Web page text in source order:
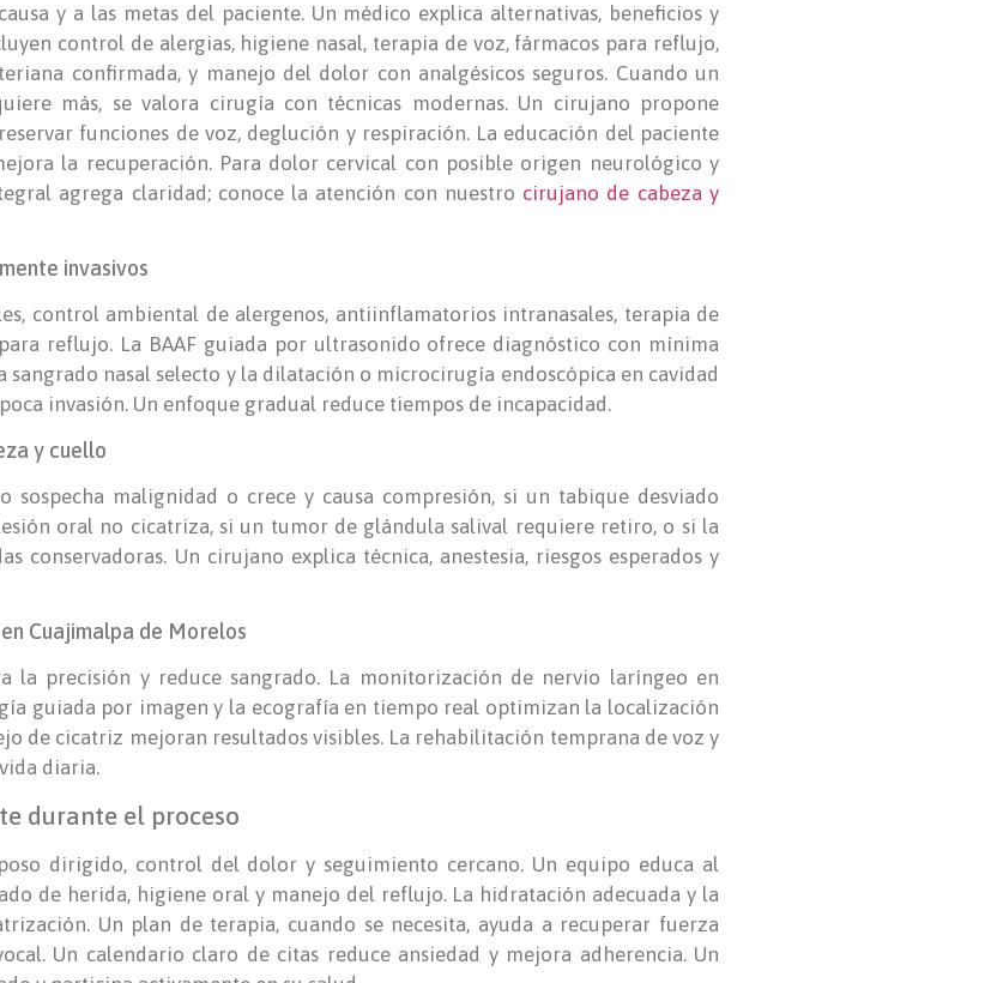
y a las metas del paciente. Un médico explica alternativas, beneficios y
control de alergias, higiene nasal, terapia de voz, fármacos para reflujo,
confirmada, y manejo del dolor con analgésicos seguros. Cuando un
más, se valora cirugía con técnicas modernas. Un cirujano propone
funciones de voz, deglución y respiración. La educación del paciente
la recuperación. Para dolor cervical con posible origen neurológico y
agrega claridad; conoce la atención con nuestro cirujano de cabeza y
invasivos
control ambiental de alergenos, antiinflamatorios intranasales, terapia de
reflujo. La BAAF guiada por ultrasonido ofrece diagnóstico con mínima
nasal selecto y la dilatación o microcirugía endoscópica en cavidad
invasión. Un enfoque gradual reduce tiempos de incapacidad.
y cuello
malignidad o crece y causa compresión, si un tabique desviado
oral no cicatriza, si un tumor de glándula salival requiere retiro, o si la
conservadoras. Un cirujano explica técnica, anestesia, riesgos esperados y
Cuajimalpa de Morelos
la precisión y reduce sangrado. La monitorización de nervio laríngeo en
guiada por imagen y la ecografía en tiempo real optimizan la localización
de cicatriz mejoran resultados visibles. La rehabilitación temprana de voz y
diaria.
durante el proceso
dirigido, control del dolor y seguimiento cercano. Un equipo educa al
de herida, higiene oral y manejo del reflujo. La hidratación adecuada y la
Un plan de terapia, cuando se necesita, ayuda a recuperar fuerza
Un calendario claro de citas reduce ansiedad y mejora adherencia. Un